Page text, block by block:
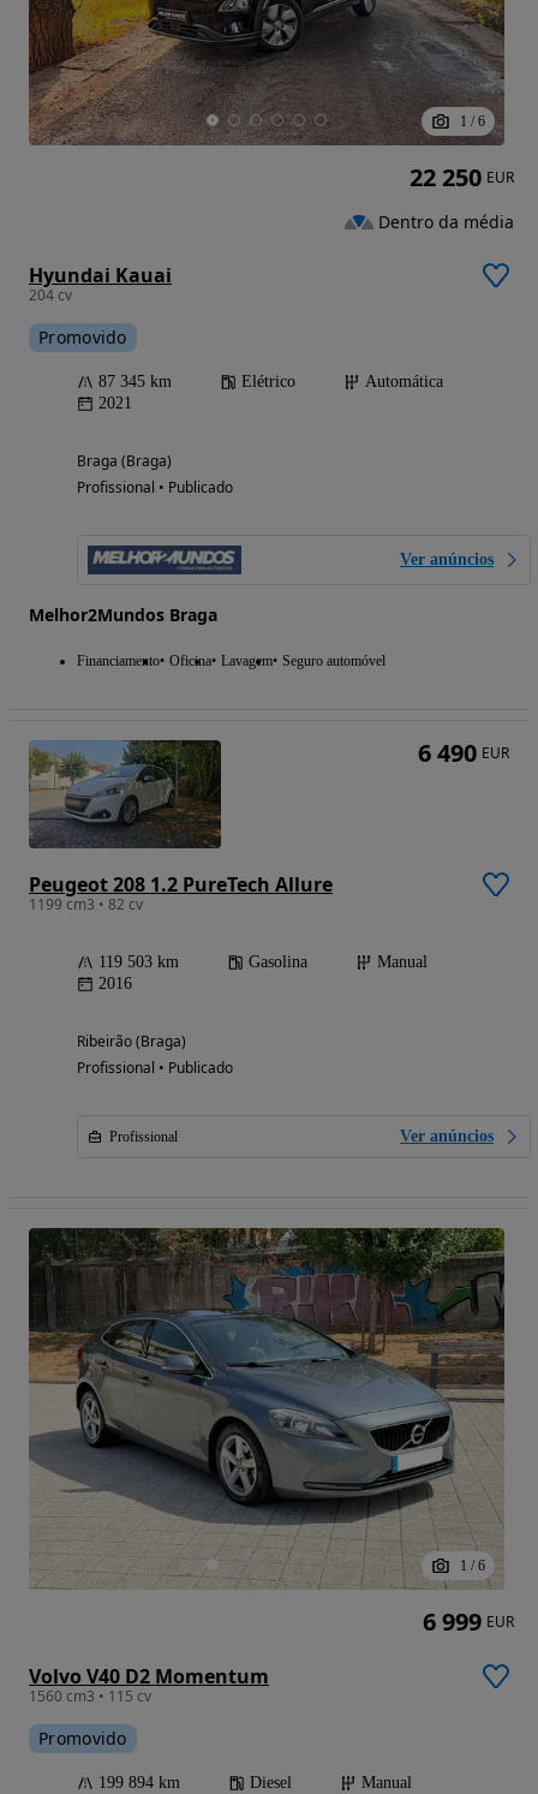
1 / 6
Hyundai Kauai
204 cv
Promovido
87 345 km Elétrico
Automática
2021
Braga (Braga)
Profissional • Publicado
Ver anúncios
Melhor2Mundos Braga
Financiamento Oficina Lavagem Seguro automóvel
22 250 EUR
Dentro da média
Peugeot 208 1.2 PureTech Allure
1199 cm3 • 82 cv
119 503 km Gasolina
Manual
2016
Ribeirão (Braga)
Profissional • Publicado
Profissional Ver anúncios
6 490 EUR
1 / 6
Volvo V40 D2 Momentum
1560 cm3 • 115 cv
Promovido
199 894 km Diesel
Manual
6 999 EUR